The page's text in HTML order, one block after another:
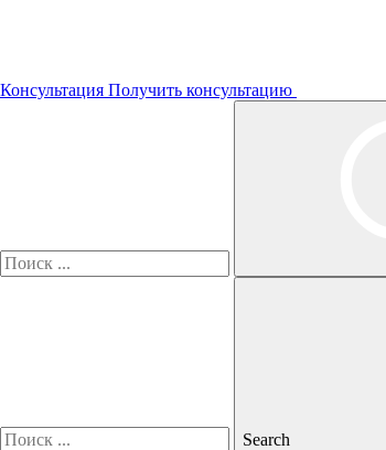
Консультация Получить консультацию
Search